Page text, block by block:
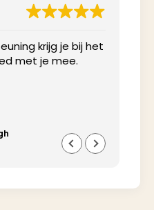
krijg je bij het
met je mee.